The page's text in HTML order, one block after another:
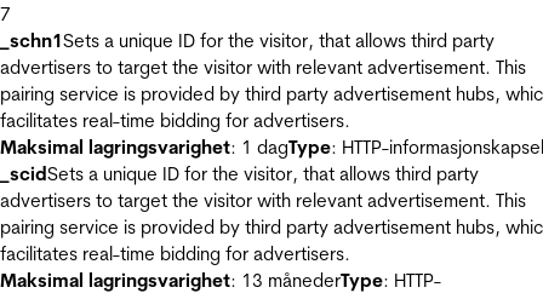
7
_schn1Sets a unique ID for the visitor, that allows third party
advertisers to target the visitor with relevant advertisement. This
pairing service is provided by third party advertisement hubs,
facilitates real-time bidding for advertisers.
Maksimal lagringsvarighet: 1 dagType: HTTP-informasjonskapsel
_scidSets a unique ID for the visitor, that allows third party
advertisers to target the visitor with relevant advertisement. This
pairing service is provided by third party advertisement hubs,
facilitates real-time bidding for advertisers.
Maksimal lagringsvarighet: 13 månederType: HTTP-